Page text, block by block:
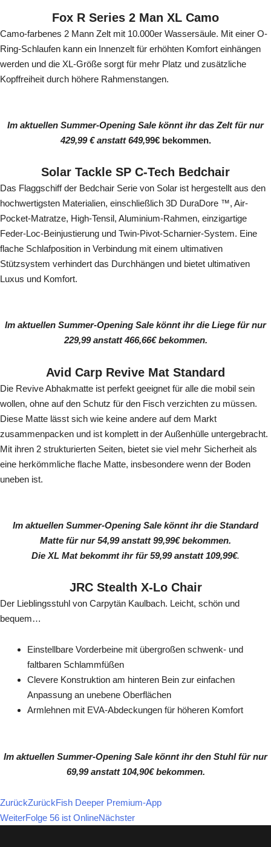
Fox R Series 2 Man XL Camo
Camo-farbenes 2 Mann Zelt mit 10.000er Wassersäule. Mit einer O-
Ring-Schlaufen kann ein Innenzelt für erhöhten Komfort einhängen
werden und die XL-Größe sorgt für mehr Platz und zusätzliche
Kopffreiheit durch höhere Rahmenstangen.
Im aktuellen Summer-Opening Sale könnt ihr das Zelt für nur
429,99 €anstatt 649,99€ bekommen.
Solar Tackle SP C-Tech Bedchair
Das Flaggschiff der Bedchair Serie von Solar ist hergestellt aus den
hochwertigsten Materialien, einschließlich 3D DuraDore ™, Air-
Pocket-Matratze, High-Tensil, Aluminium-Rahmen, einzigartige
Feder-Loc-Beinjustierung und Twin-Pivot-Scharnier-System. Eine
flache Schlafposition in Verbindung mit einem ultimativen
Stützsystem verhindert das Durchhängen und bietet ultimativen
Luxus und Komfort.
Im aktuellen Summer-Opening Sale könnt ihr die Liege für nur
229,99 anstatt 466,66€ bekommen.
Avid Carp Revive Mat Standard
Die Revive Abhakmatte ist perfekt geeignet für alle die mobil sein
wollen, ohne auf den Schutz für den Fisch verzichten zu müssen.
Diese Matte lässt sich wie keine andere auf dem Markt
zusammenpacken und ist komplett in der Außenhülle untergebracht.
Mit ihren 2 strukturierten Seiten, bietet sie viel mehr Sicherheit als
eine herkömmliche flache Matte, insbesondere wenn der Boden
uneben ist.
Im aktuellen Summer-Opening Sale könnt ihr die Standard
Matte für nur 54,99 anstatt 99,99€ bekommen.
Die XL Mat bekommt ihr für 59,99 anstatt 109,99€.
JRC Stealth X-Lo Chair
Der Lieblingsstuhl von Carpytän Kaulbach. Leicht, schön und
bequem…
Einstellbare Vorderbeine mit übergroßen schwenk- und
faltbaren Schlammfüßen
Clevere Konstruktion am hinteren Bein zur einfachen
Anpassung an unebene Oberflächen
Armlehnen mit EVA-Abdeckungen für höheren Komfort
Im aktuellen Summer-Opening Sale könnt ihr den Stuhl für nur
69,99 anstatt 104,90€ bekommen.
ZurückZurückFish Deeper Premium-App
WeiterFolge 56 ist OnlineNächster